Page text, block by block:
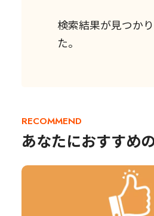
検索結果が見つか
た。
RECOMMEND
あなたにおすすめ